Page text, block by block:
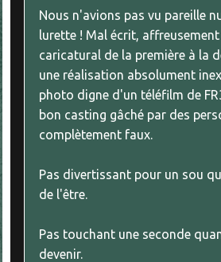
Nous n'avions pas vu pareille
lurette ! Mal écrit,
caricatural de la première à la
une réalisation absolument
photo digne d'un téléfilm de
bon casting gâché par des
complètement faux.
Pas divertissant pour un sou
de l'être.
Pas touchant une seconde
devenir.